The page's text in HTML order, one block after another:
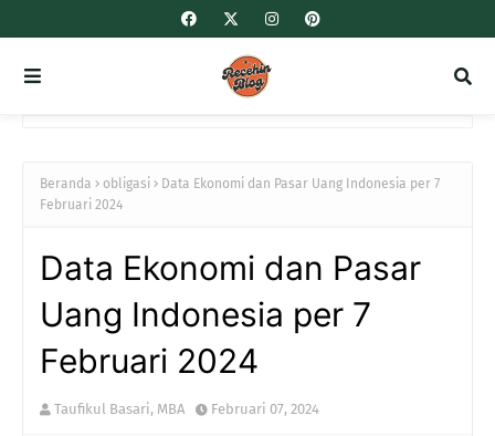
Beranda obligasi
Data Ekonomi dan Pasar Uang Indonesia per 7
Februari 2024
Data Ekonomi dan Pasar
Uang Indonesia per 7
Februari 2024
Taufikul Basari, MBA Februari 07, 2024